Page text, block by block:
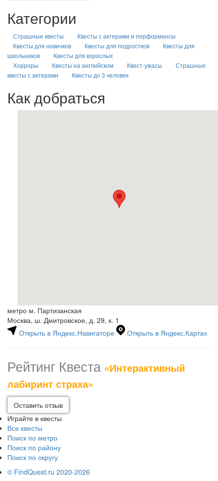
Категории
Страшные квесты
Квесты с актерами и перформансы
Квесты для новичков
Квесты для подростков
Квесты для
школьников
Квесты для взрослых
Хорроры
Квесты на английском Квест-ужасы
Страшные
квесты с актерами
Квесты до 3 человек
Как добраться
метро м. Партизанская
Москва, ш. Дмитровское, д. 29, к. 1
Открыть в Яндекс.Навигаторе
Открыть в Яндекс.Картах
Рейтинг Квеста «Интерактивный
лабиринт страха»
Оставить отзыв
Играйте в квесты
Все квесты
Поиск по метро
Поиск по району
Поиск по округу
© FindQuest.ru 2020-2026